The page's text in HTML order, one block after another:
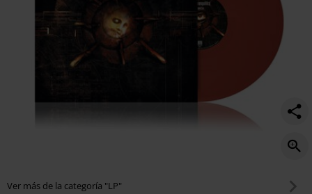
Ver más de la categoría "LP"